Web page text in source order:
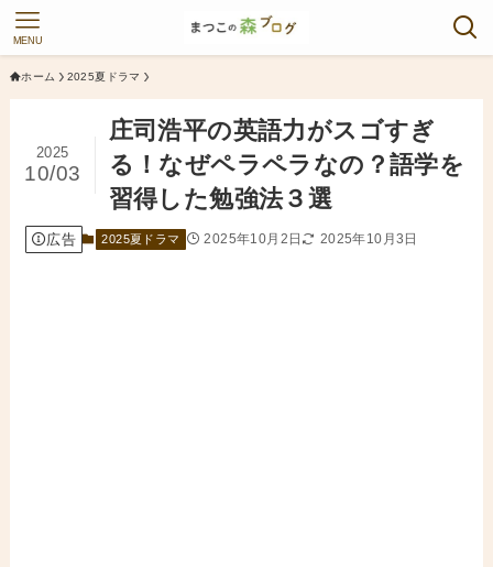
MENU
ホーム 2025夏ドラマ
庄司浩平の英語力がスゴすぎ
る！なぜペラペラなの？語学を
習得した勉強法３選
2025
10/03
広告 2025夏ドラマ 2025年10月2日 2025年10月3日